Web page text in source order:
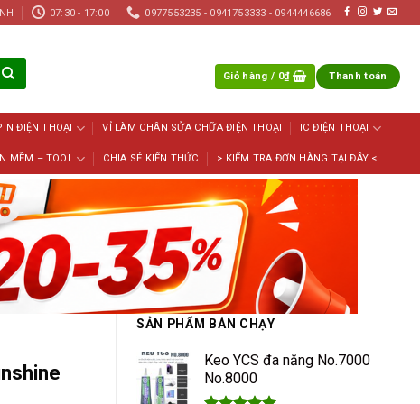
07:30 - 17:00 0977553235 - 0941753333 - 0944446686
Giỏ hàng / 0₫ Thanh toán
ĐIỆN THOẠI VỈ LÀM CHÂN SỬA CHỮA ĐIỆN THOẠI IC ĐIỆN THOẠI
MỀM – TOOL CHIA SẺ KIẾN THỨC > KIỂM TRA ĐƠN HÀNG TẠI ĐÂY <
SẢN PHẨM BÁN CHẠY
Keo YCS đa năng No.7000
No.8000